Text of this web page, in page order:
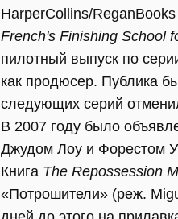
HarperCollins/
French's Finishing School
пилотный выпуск по
как продюсер. Публика
следующих серий
В 2007 году было
Джудом Лоу и Форестом
Книга The Repossession
«Потрошители» (реж.